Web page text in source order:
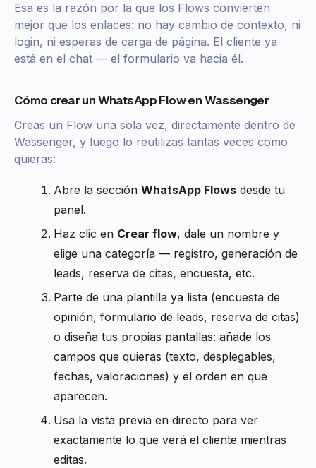
Esa es la razón por la que los Flows convierten
mejor que los enlaces: no hay cambio de contexto, ni
login, ni esperas de carga de página. El cliente ya
está en el chat — el formulario va hacia él.
Cómo crear un WhatsApp Flow en Wassenger
Creas un Flow una sola vez, directamente dentro de
Wassenger, y luego lo reutilizas tantas veces como
quieras:
Abre la sección WhatsApp Flows desde tu
panel.
Haz clic en Crear flow, dale un nombre y
elige una categoría — registro, generación de
leads, reserva de citas, encuesta, etc.
Parte de una plantilla ya lista (encuesta de
opinión, formulario de leads, reserva de citas)
o diseña tus propias pantallas: añade los
campos que quieras (texto, desplegables,
fechas, valoraciones) y el orden en que
aparecen.
Usa la vista previa en directo para ver
exactamente lo que verá el cliente mientras
editas.